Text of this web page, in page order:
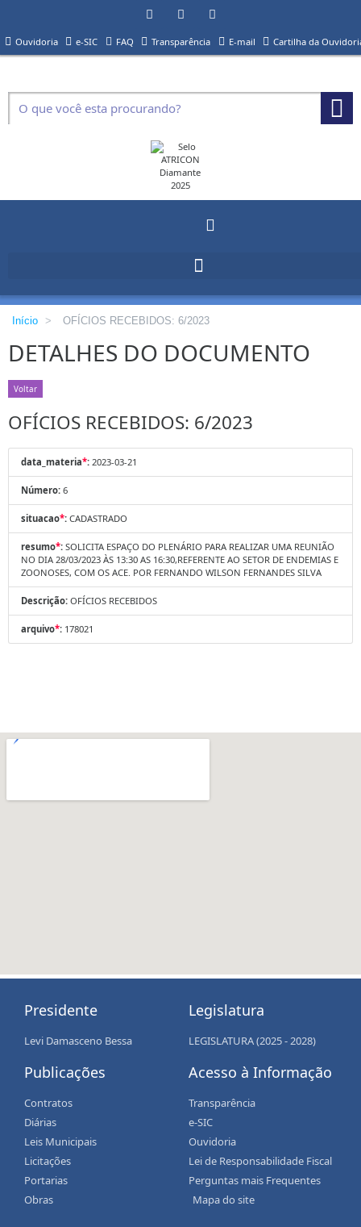
Ouvidoria e-SIC FAQ Transparência E-mail Cartilha da
Início > OFÍCIOS RECEBIDOS: 6/2023
DETALHES DO DOCUMENTO
Voltar
OFÍCIOS RECEBIDOS: 6/2023
data_materia*: 2023-03-21
Número: 6
situacao*: CADASTRADO
resumo*: SOLICITA ESPAÇO DO PLENÁRIO PARA REALIZAR UMA REUNIÃO
NO DIA 28/03/2023 ÀS 13:30 AS 16:30,REFERENTE AO SETOR DE ENDEMIAS E
ZOONOSES, COM OS ACE. POR FERNANDO WILSON FERNANDES SILVA
Descrição: OFÍCIOS RECEBIDOS
arquivo*: 178021
Presidente
Levi Damasceno Bessa
Publicações
Contratos
Diárias
Leis Municipais
Licitações
Portarias
Obras
Legislatura
LEGISLATURA (2025 - 2028)
Acesso à Informação
Transparência
e-SIC
Ouvidoria
Lei de Responsabilidade Fiscal
Perguntas mais Frequentes
Mapa do site